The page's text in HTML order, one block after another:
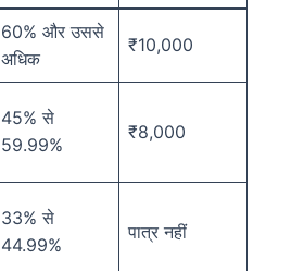
60% और उससे
अधिक
₹10,000
45% से
59.99%
₹8,000
33% से
44.99%
पात्र नहीं